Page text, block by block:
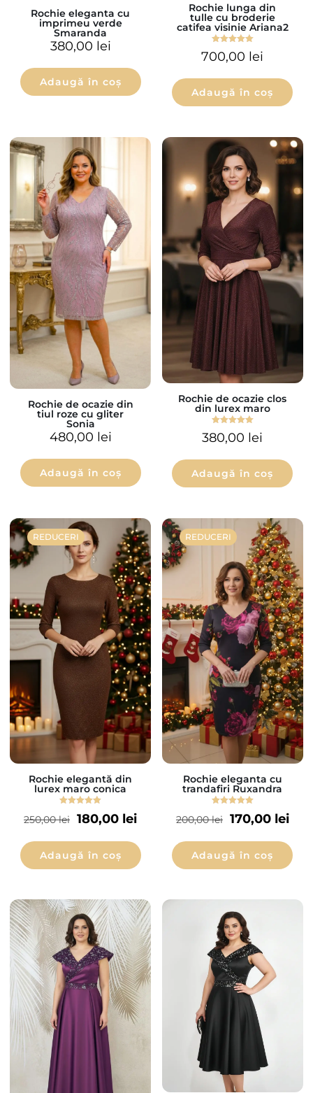
Rochie eleganta cu
imprimeu verde
Smaranda
380,00 lei
Adaugă în coș
Rochie lunga din
tulle cu broderie
catifea visinie Ariana2
5.00
din 5
700,00 lei
Adaugă în coș
Rochie de ocazie din
tiul roze cu gliter
Sonia
480,00 lei
Adaugă în coș
Rochie de ocazie clos
din lurex maro
Evaluat la
5.00
din 5
380,00 lei
Adaugă în coș
REDUCERI
Rochie elegantă din
lurex maro conica
5.00
250,00lei 180,00 lei
Adaugă în coș
REDUCERI
Rochie eleganta cu
trandafiri Ruxandra
5.00
200,00lei 170,00 lei
Adaugă în coș